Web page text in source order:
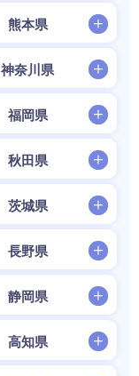
熊本県
神奈川県
福岡県
秋田県
茨城県
長野県
静岡県
高知県